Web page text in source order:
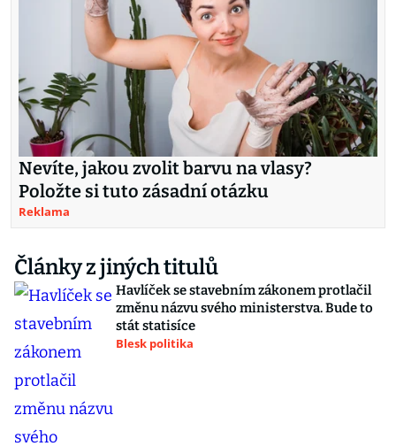
Nevíte, jakou zvolit barvu na vlasy?
Položte si tuto zásadní otázku
Reklama
Články z jiných titulů
Havlíček se stavebním zákonem protlačil
změnu názvu svého ministerstva. Bude to
stát statisíce
Blesk politika